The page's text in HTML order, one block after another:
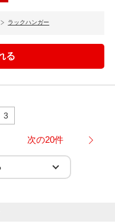
ラックハンガー
3
次の20件